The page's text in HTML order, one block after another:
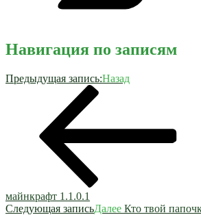
Навигация по записям
Предыдущая запись:Назад
майнкрафт 1.1.0.1
Следующая записьДалее Кто твой